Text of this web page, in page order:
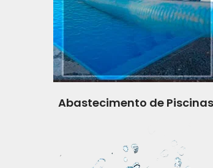
Abastecimento de Piscinas